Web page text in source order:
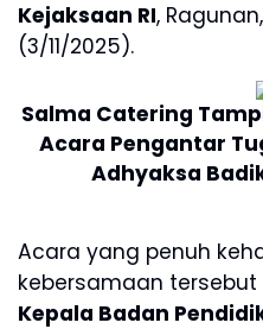
Kejaksaan RI,
(3/11/2025).
Salma Catering
Acara Pengantar
Adhyaksa
Acara yang penuh
kebersamaan
Kepala Badan